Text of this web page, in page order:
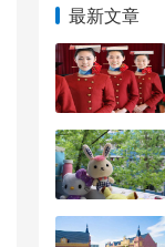
最新文章